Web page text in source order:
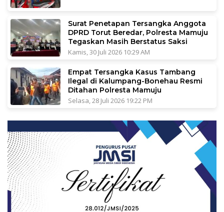
Surat Penetapan Tersangka Anggota
DPRD Torut Beredar, Polresta Mamuju
Tegaskan Masih Berstatus Saksi
Kamis, 30 Juli 2026 10:29 AM
Empat Tersangka Kasus Tambang
Ilegal di Kalumpang-Bonehau Resmi
Ditahan Polresta Mamuju
Selasa, 28 Juli 2026 19:22 PM